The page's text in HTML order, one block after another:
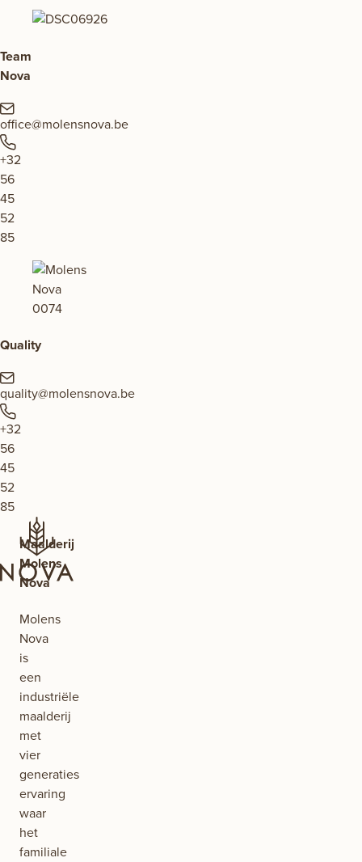
Team
Nova
office@molensnova.be
+32
56
45
52
85
Quality
quality@molensnova.be
+32
56
45
52
85
Maalderij
Molens
Nova
Molens
Nova
is
een
industriële
maalderij
met
vier
generaties
ervaring
waar
het
familiale